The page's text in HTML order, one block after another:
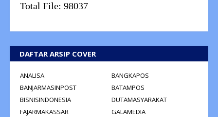
Total File: 98037
DAFTAR ARSIP COVER
ANALISA
BANGKAPOS
BANJARMASINPOST
BATAMPOS
BISNISINDONESIA
DUTAMASYARAKAT
FAJARMAKASSAR
GALAMEDIA